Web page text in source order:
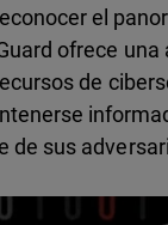
el
ofrece una
de
de sus